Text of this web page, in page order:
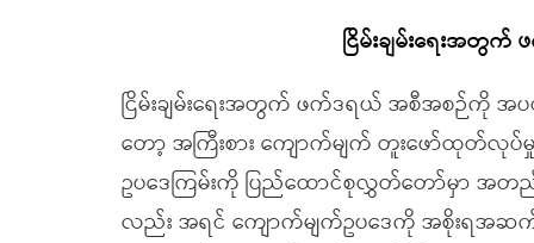
ငြိမ်းချမ်းရေးအတွ
ငြိမ်းချမ်းရေးအတွက် ဖက်ဒရယ် အစီအစဉ်ကို အ
တော့ အကြီးစား ကျောက်မျက် တူးဖော်ထုတ်
ဥပဒေကြမ်းကို ပြည်ထောင်စုလွှတ်တော်မှာ အ
လည်း အရင် ကျောက်မျက်ဥပဒေကို အစိုးရအ